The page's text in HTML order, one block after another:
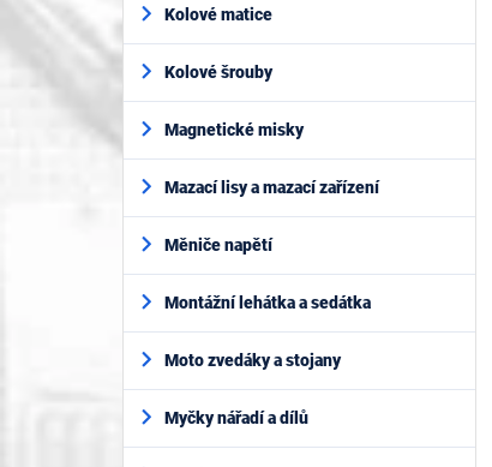
Kolové matice
Kolové šrouby
Magnetické misky
Mazací lisy a mazací zařízení
Měniče napětí
Montážní lehátka a sedátka
Moto zvedáky a stojany
Myčky nářadí a dílů